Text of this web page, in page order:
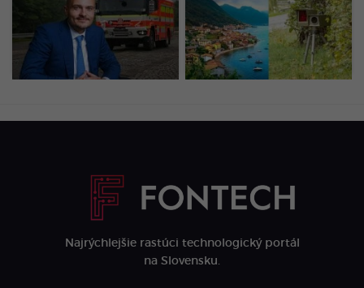
výrobu na Slovensku.
Hlási rekord a zákazky za
46 miliárd eur
obyvateľmi zarobila na
radare milióny. Vodiči si z
dovoleniek nosia drahé
suveníry
Najrýchlejšie rastúci technologický portál
na Slovensku.